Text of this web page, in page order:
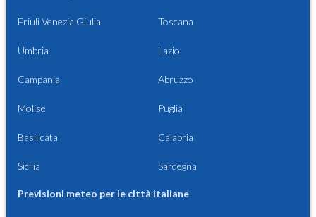
Friuli Venezia Giulia Toscana
Umbria Lazio
Campania Abruzzo
Molise Puglia
Basilicata Calabria
Sicilia Sardegna
Previsioni meteo per le città italiane